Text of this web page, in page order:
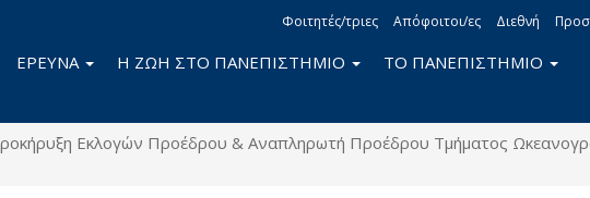
Φοιτητές/τριες Απόφοιτοι/ες Διεθνή
ΕΡΕΥΝΑ Η ΖΩΗ ΣΤΟ ΠΑΝΕΠΙΣΤΗΜΙΟ ΤΟ ΠΑΝΕΠΙΣΤΗΜΙΟ
Εκλογών Προέδρου & Αναπληρωτή Προέδρου Τμήματος